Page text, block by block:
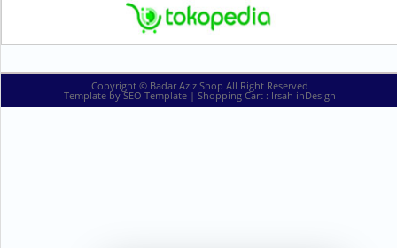
Copyright © Badar Aziz Shop All Right Reserved
Template bySEO Template| Shopping Cart : Irsah inDesign